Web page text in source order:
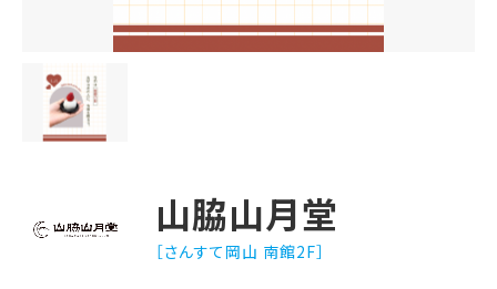
山脇山月堂
［さんすて岡山 南館2F］